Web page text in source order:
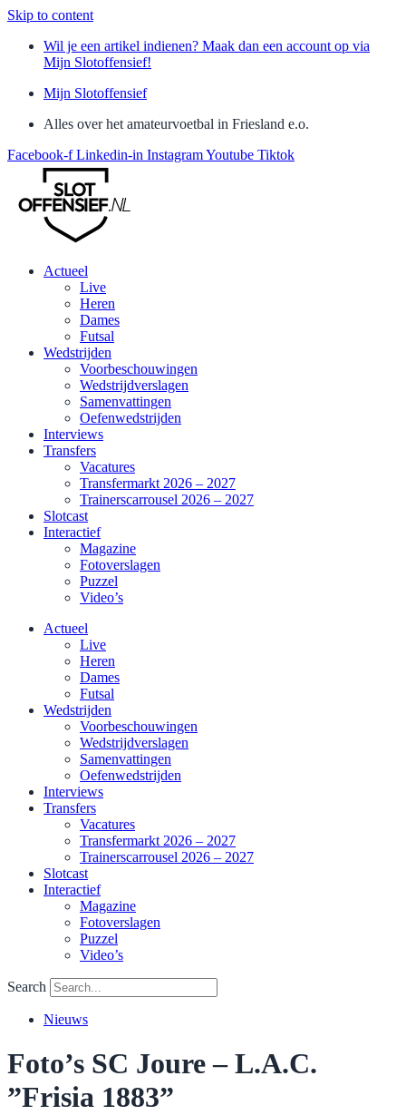
Skip to content
Wil je een artikel indienen? Maak dan een account op via
Mijn Slotoffensief!
Mijn Slotoffensief
Alles over het amateurvoetbal in Friesland e.o.
Facebook-f Linkedin-in InstagramYoutube Tiktok
Actueel
Live
Heren
Dames
Futsal
Wedstrijden
Voorbeschouwingen
Wedstrijdverslagen
Samenvattingen
Oefenwedstrijden
Interviews
Transfers
Vacatures
Transfermarkt 2026 – 2027
Trainerscarrousel 2026 – 2027
Slotcast
Interactief
Magazine
Fotoverslagen
Puzzel
Video’s
Actueel
Live
Heren
Dames
Futsal
Wedstrijden
Voorbeschouwingen
Wedstrijdverslagen
Samenvattingen
Oefenwedstrijden
Interviews
Transfers
Vacatures
Transfermarkt 2026 – 2027
Trainerscarrousel 2026 – 2027
Slotcast
Interactief
Magazine
Fotoverslagen
Puzzel
Video’s
Search
Nieuws
Foto’s SC Joure – L.A.C.
”Frisia 1883”